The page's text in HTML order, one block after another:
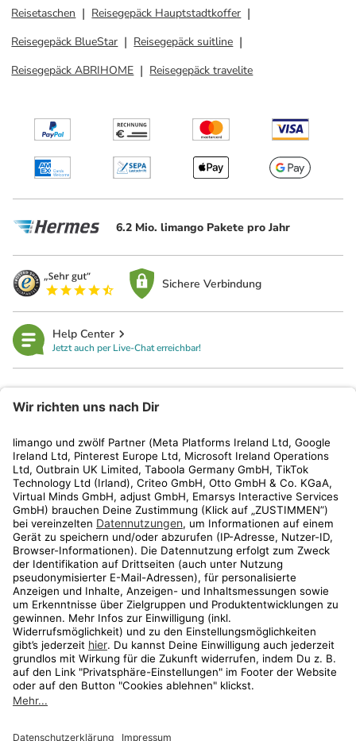
Reisetaschen
Reisegepäck Hauptstadtkoffer
Reisegepäck BlueStar
Reisegepäck suitline
Reisegepäck ABRIHOME
Reisegepäck travelite
6.2 Mio. limango Pakete pro Jahr
Sichere Verbindung
Help Center
Jetzt auch per Live-Chat erreichbar!
Kundenservice
Shop
Aktionen
Travel